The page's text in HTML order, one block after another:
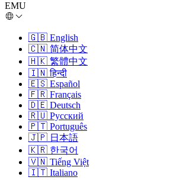
EMU
🇬🇧 English
🇨🇳 简体中文
🇭🇰 繁體中文
🇮🇳 हिन्दी
🇪🇸 Español
🇫🇷 Français
🇩🇪 Deutsch
🇷🇺 Русский
🇵🇹 Português
🇯🇵 日本語
🇰🇷 한국어
🇻🇳 Tiếng Việt
🇮🇹 Italiano